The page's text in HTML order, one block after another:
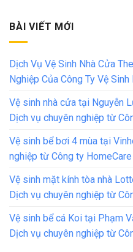
BÀI VIẾT MỚI
Dịch Vụ Vệ Sinh Nhà Cửa
Nghiệp Của Công Ty Vệ Sinh
Vệ sinh nhà cửa tại Nguyễn
Dịch vụ chuyên nghiệp từ
Vệ sinh bể bơi 4 mùa tại
nghiệp từ Công ty HomeCare
Vệ sinh mặt kính tòa nhà
Dịch vụ chuyên nghiệp từ
Vệ sinh bể cá Koi tại Phạm
Dịch vụ chuyên nghiệp từ